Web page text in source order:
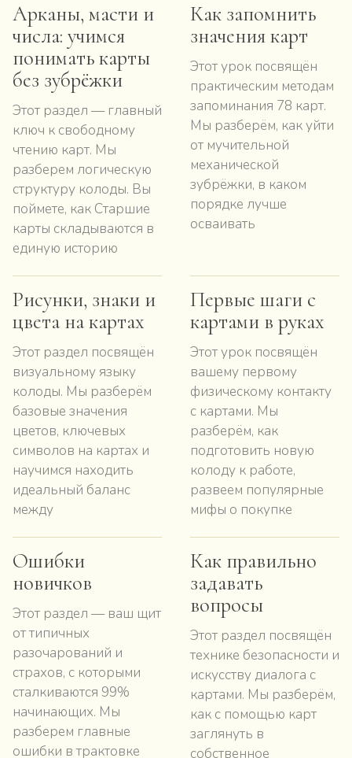
Арканы, масти и
числа: учимся
понимать карты
без зубрёжки
Этот раздел — главный
ключ к свободному
чтению карт. Мы
разберем логическую
структуру колоды. Вы
поймете, как Старшие
карты складываются в
единую историю
Как запомнить
значения карт
Этот урок посвящён
практическим методам
запоминания 78 карт.
Мы разберём, как уйти
от мучительной
механической
зубрёжки, в каком
порядке лучше
осваивать
Рисунки, знаки и
цвета на картах
Этот раздел посвящён
визуальному языку
колоды. Мы разберём
базовые значения
цветов, ключевых
символов на картах и
научимся находить
идеальный баланс
между
Первые шаги с
картами в руках
Этот урок посвящён
вашему первому
физическому контакту
с картами. Мы
разберём, как
подготовить новую
колоду к работе,
развеем популярные
мифы о покупке
Ошибки
новичков
Этот раздел — ваш щит
от типичных
разочарований и
страхов, с которыми
сталкиваются 99%
начинающих. Мы
разберем главные
ошибки в трактовке
Как правильно
задавать
вопросы
Этот раздел посвящён
технике безопасности и
искусству диалога с
картами. Мы разберём,
как с помощью карт
заглянуть в
собственное